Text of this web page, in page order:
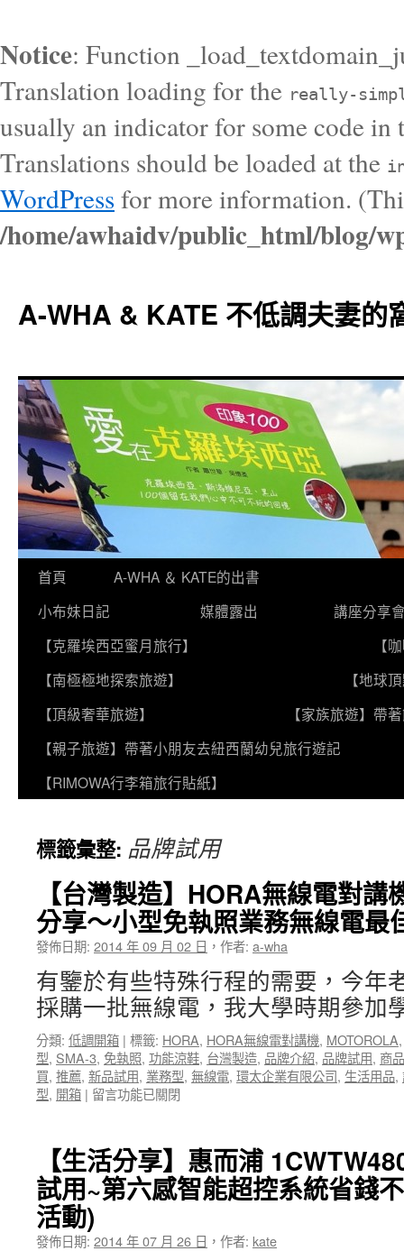
Notice: Function
Translation loading for the really-
usually an indicator for some code
Translations should be loaded at the
WordPressfor more information.
/home/awhaidv/public_html/blog/
A-WHA & KATE 不低調夫妻的
跳首頁
A-WHA ＆ KATE的出書
小布妹日記
媒體露出
講座分享
【克羅埃西亞蜜月旅行】
【
【南極極地探索旅遊】
【地球
【頂級奢華旅遊】
【家族旅遊】帶
【親子旅遊】帶著小朋友去紐西蘭幼兒旅行遊記
【RIMOWA行李箱旅行貼紙】
標籤彙整: 品牌試用
【台灣製造】HORA無線電對
分享～小型免執照業務無線電最
發佈日期: 2014 年 09 月 02 日 ， 作者: a-wha
有鑒於有些特殊行程的需要，今年
採購一批無線電，我大學時期參
分類: 低調開箱 | 標籤: HORA, HORA無線電對講機, MOTOROLA
型, SMA-3, 免執照, 功能涼鞋, 台灣製造, 品牌介紹, 品牌試用, 商
買, 推薦, 新品試用, 業務型, 無線電, 環太企業有限公司, 生活用品,
型, 開箱 | 在
製
造】
HORA
無
線
電
留言功能已關閉
【生活分享】惠而浦
試用~第六感智能超控系統省錢
活動)
發佈日期: 2014 年 07 月 26 日 ， 作者: kate